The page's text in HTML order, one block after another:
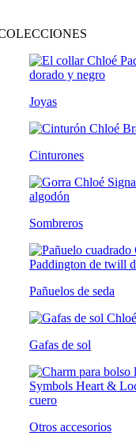
Joyas
Cinturones
Sombreros
Pañuelos de seda
Gafas de sol
Otros accesorios